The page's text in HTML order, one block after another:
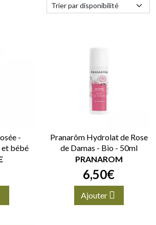
-
bébé
Pranarôm Hydrolat de Rose
de Damas - Bio - 50ml
PRANAROM
6,50€
Ajouter